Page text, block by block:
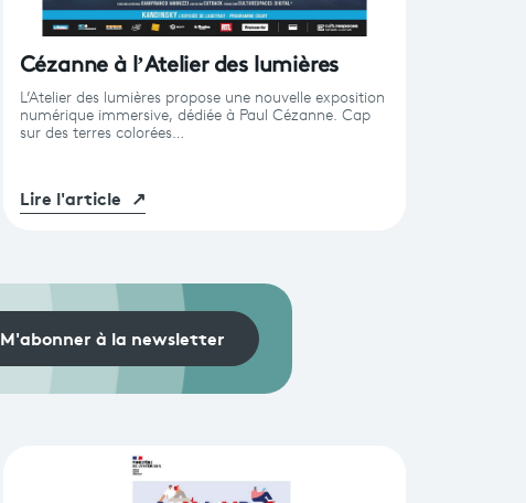
Cézanne à l’Atelier des lumières
L’Atelier des lumières propose une nouvelle exposition
numérique immersive, dédiée à Paul Cézanne. Cap
sur des terres colorées…
Lire l'article ↗
M'abonner à la newsletter